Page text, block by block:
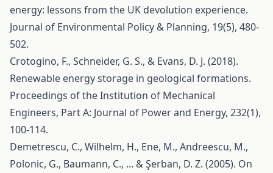
energy: lessons from the UK devolution experience.
Journal of Environmental Policy & Planning, 19(5), 480-
502.
Crotogino, F., Schneider, G. S., & Evans, D. J. (2018).
Renewable energy storage in geological formations.
Proceedings of the Institution of Mechanical
Engineers, Part A: Journal of Power and Energy, 232(1),
100-114.
Demetrescu, C., Wilhelm, H., Ene, M., Andreescu, M.,
Polonic, G., Baumann, C., ... & Şerban, D. Z. (2005). On